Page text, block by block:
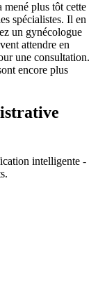
mené plus tôt cette
spécialistes. Il en
un gynécologue
attendre en
une consultation.
encore plus
intelligente -